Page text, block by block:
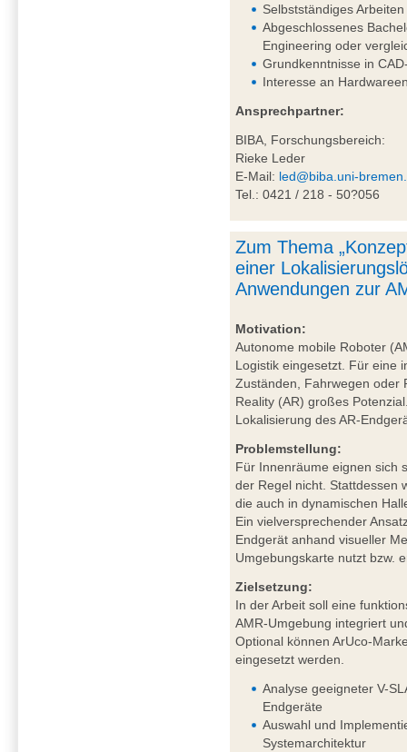
Selbstständiges
Abgeschlossenes
Engineering oder
Grundkenntnisse in
Interesse an
Ansprechpartner:
BIBA, Forschungsbereich:
Rieke Leder
E-Mail: led@biba.uni-
Tel.: 0421 / 218 - 50?056
Zum Thema
einer
Anwendungen zur
Motivation:
Autonome mobile Roboter
Logistik eingesetzt. Für eine
Zuständen, Fahrwegen oder
Reality (AR) großes
Lokalisierung des AR-
Problemstellung:
Für Innenräume eignen sich
der Regel nicht. Stattdessen
die auch in dynamischen
Ein vielversprechender
Endgerät anhand visueller
Umgebungskarte nutzt bzw.
Zielsetzung:
In der Arbeit soll eine
AMR-Umgebung integriert
Optional können ArUco-
eingesetzt werden.
Analyse geeigneter V-
Endgeräte
Auswahl und
Systemarchitektur